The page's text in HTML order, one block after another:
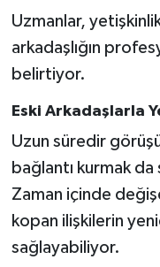
Uzmanlar,
arkadaşlığın
belirtiyor.
Eski Arkadaşlarla
Uzun süredir
bağlantı kurmak
Zaman içinde
kopan ilişkilerin
sağlayabiliyor.